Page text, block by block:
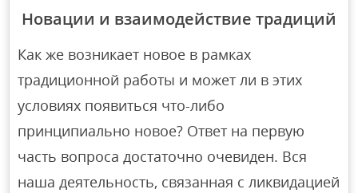
Новации и взаимодействие традиций
Как же возникает новое в рамках
традиционной работы и может ли в этих
условиях появиться что-либо
принципиально новое? Ответ на первую
часть вопроса достаточно очевиден. Вся
наша деятельность, связанная с ликвидацией